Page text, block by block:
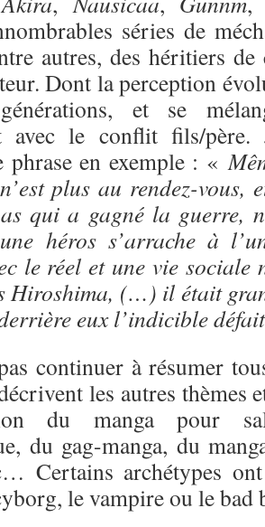
séries de
autres, des héritiers de
Dont la perception
et se
avec le conflit fils/père.
phrase en exemple : «
plus au rendez-vous,
qui a gagné la guerre,
héros s’arrache à
le réel et une vie sociale
Hiroshima, (…) il était
eux l’indicible
continuer à résumer
les autres thèmes
du manga pour
du gag-manga, du
Certains archétypes
le vampire ou le bad